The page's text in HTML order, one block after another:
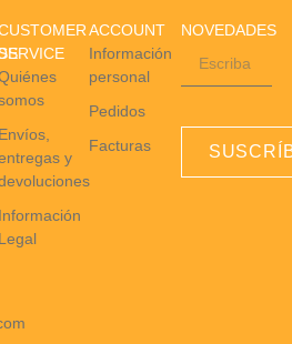
Envíos,
y
Información
Legal
ACCOUNT
Información
personal
Pedidos
Facturas
NOVEDADES